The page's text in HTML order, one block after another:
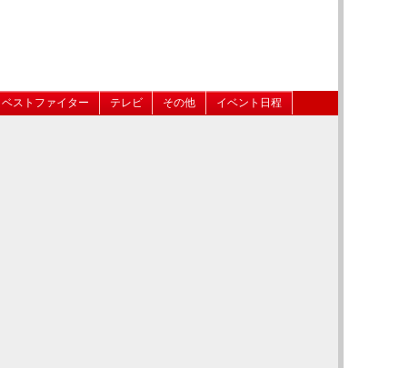
ベストファイター テレビ その他 イベント日程